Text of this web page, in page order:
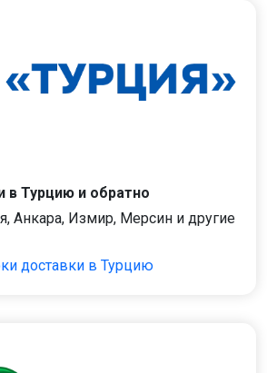
в Турцию и обратно
Анкара, Измир, Мерсин и другие
доставки в Турцию